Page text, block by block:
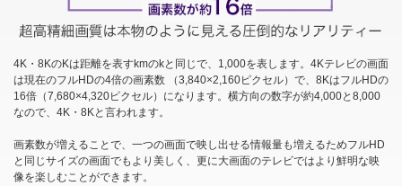
4K・8KのKは距離を表すkmのkと同じで、1,000を表します。4Kテレビの画面
は現在のフルHDの4倍の画素数 （3,840×2,160ピクセル）で、8KはフルHDの
16倍（7,680×4,320ピクセル）になります。横方向の数字が約4,000と8,000
なので、4K・8Kと言われます。
画素数が増えることで、一つの画面で映し出せる情報量も増えるためフルHD
と同じサイズの画面でもより美しく、更に大画面のテレビではより鮮明な映
像を楽しむことができます。